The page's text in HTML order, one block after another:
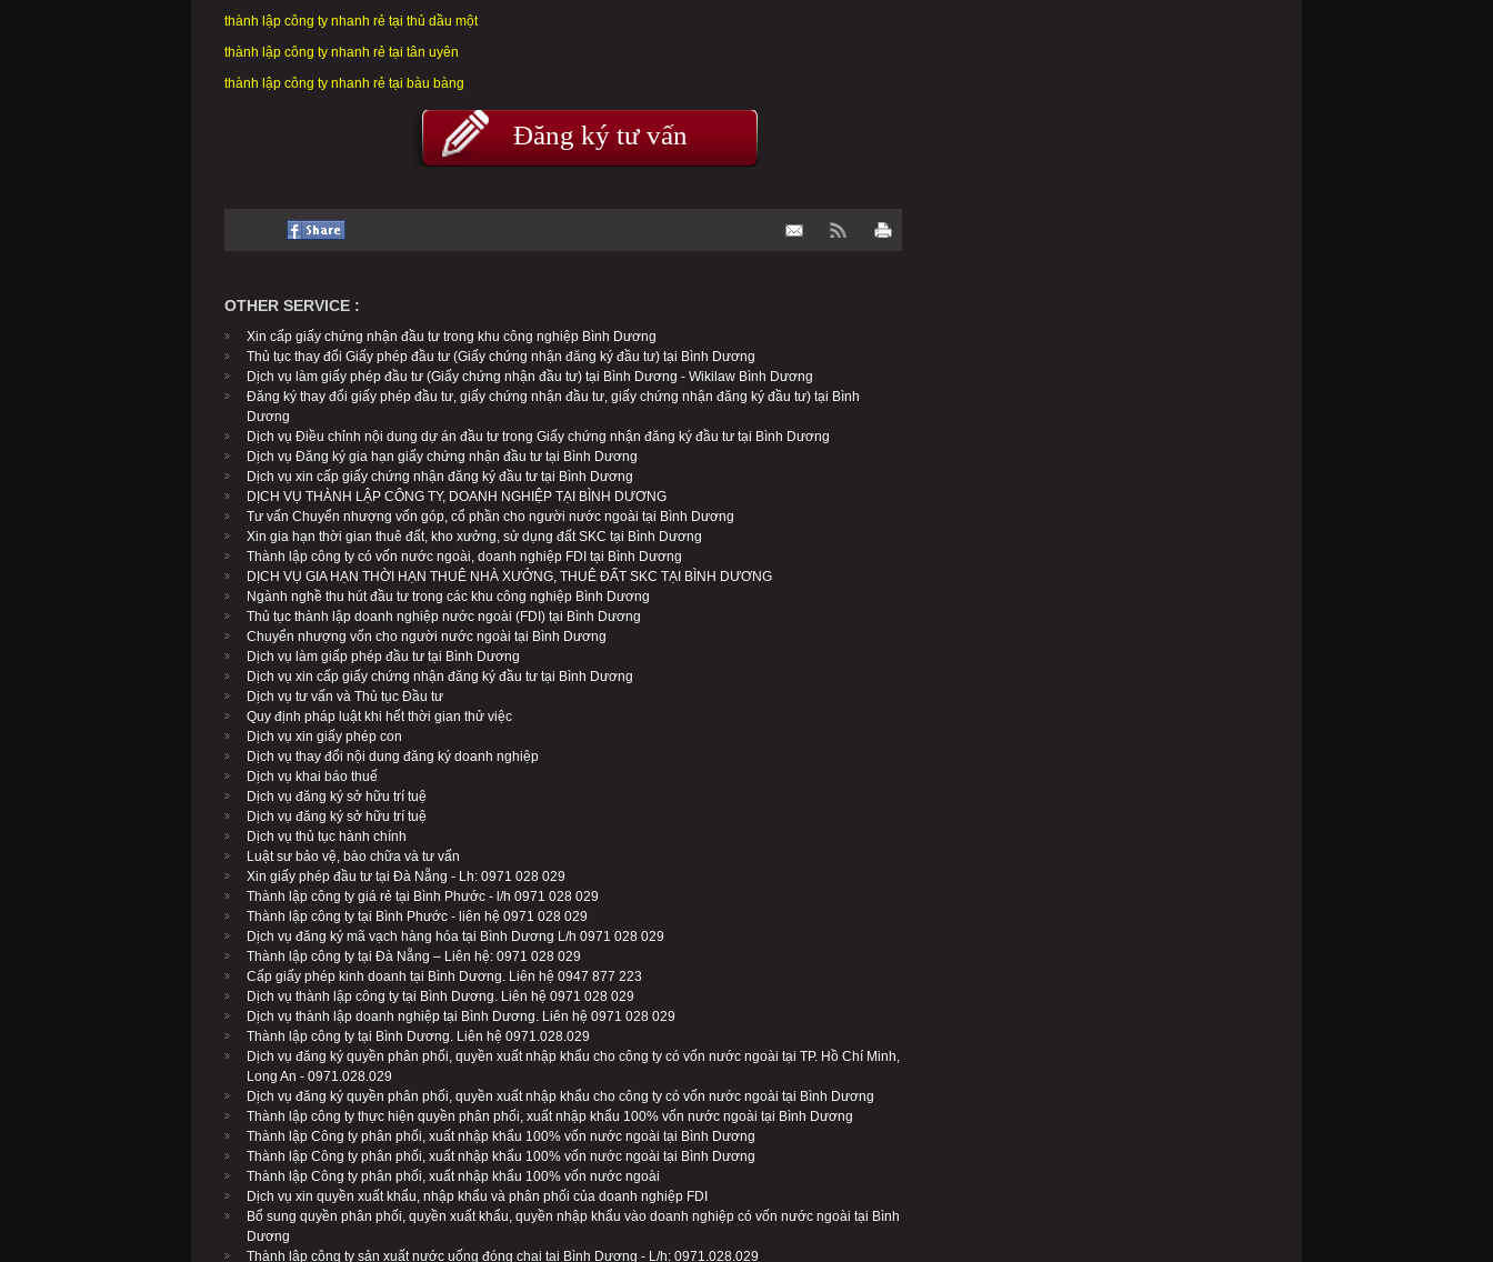
thành lập công ty nhanh rẻ tại thủ dầu một
thành lập công ty nhanh rẻ tại tân uyên
thành lập công ty nhanh rẻ tại bàu bàng
Đăng ký tư vấn
OTHER SERVICE :
Xin cấp giấy chứng nhận đầu tư trong khu công nghiệp Bình Dương
Thủ tục thay đổi Giấy phép đầu tư (Giấy chứng nhận đăng ký đầu tư) tại Bình Dương
Dịch vụ làm giấy phép đầu tư (Giấy chứng nhận đầu tư) tại Bình Dương - Wikilaw Bình Dương
Đăng ký thay đổi giấy phép đầu tư, giấy chứng nhận đầu tư, giấy chứng nhận đăng ký đầu tư) tại Bình
Dương
Dịch vụ Điều chỉnh nội dung dự án đầu tư trong Giấy chứng nhận đăng ký đầu tư tại Bình Dương
Dịch vụ Đăng ký gia hạn giấy chứng nhận đầu tư tại Bình Dương
Dịch vụ xin cấp giấy chứng nhận đăng ký đầu tư tại Bình Dương
DỊCH VỤ THÀNH LẬP CÔNG TY, DOANH NGHIỆP TẠI BÌNH DƯƠNG
Tư vấn Chuyển nhượng vốn góp, cổ phần cho người nước ngoài tại Bình Dương
Xin gia hạn thời gian thuê đất, kho xưởng, sử dụng đất SKC tại Bình Dương
Thành lập công ty có vốn nước ngoài, doanh nghiệp FDI tại Bình Dương
DỊCH VỤ GIA HẠN THỜI HẠN THUÊ NHÀ XƯỞNG, THUÊ ĐẤT SKC TẠI BÌNH DƯƠNG
Ngành nghề thu hút đầu tư trong các khu công nghiệp Bình Dương
Thủ tục thành lập doanh nghiệp nước ngoài (FDI) tại Bình Dương
Chuyển nhượng vốn cho người nước ngoài tại Bình Dương
Dịch vụ làm giấp phép đầu tư tại Bình Dương
Dịch vụ xin cấp giấy chứng nhận đăng ký đầu tư tại Bình Dương
Dịch vụ tư vấn và Thủ tục Đầu tư
Quy định pháp luật khi hết thời gian thử việc
Dịch vụ xin giấy phép con
Dịch vụ thay đổi nội dung đăng ký doanh nghiệp
Dịch vụ khai báo thuế
Dịch vụ đăng ký sở hữu trí tuệ
Dịch vụ đăng ký sở hữu trí tuệ
Dịch vụ thủ tục hành chính
Luật sư bảo vệ, bào chữa và tư vấn
Xin giấy phép đầu tư tại Đà Nẵng - Lh: 0971 028 029
Thành lập công ty giá rẻ tại Bình Phước - l/h 0971 028 029
Thành lập công ty tại Bình Phước - liên hệ 0971 028 029
Dịch vụ đăng ký mã vạch hàng hóa tại Bình Dương L/h 0971 028 029
Thành lập công ty tại Đà Nẵng – Liên hệ: 0971 028 029
Cấp giấy phép kinh doanh tại Bình Dương. Liên hệ 0947 877 223
Dịch vụ thành lập công ty tại Bình Dương. Liên hệ 0971 028 029
Dịch vụ thành lập doanh nghiệp tại Bình Dương. Liên hệ 0971 028 029
Thành lập công ty tại Bình Dương. Liên hệ 0971.028.029
Dịch vụ đăng ký quyền phân phối, quyền xuất nhập khẩu cho công ty có vốn nước ngoài tại TP. Hồ Chí Minh,
Long An - 0971.028.029
Dịch vụ đăng ký quyền phân phối, quyền xuất nhập khẩu cho công ty có vốn nước ngoài tại Bình Dương
Thành lập công ty thực hiện quyền phân phối, xuất nhập khẩu 100% vốn nước ngoài tại Bình Dương
Thành lập Công ty phân phối, xuất nhập khẩu 100% vốn nước ngoài tại Bình Dương
Thành lập Công ty phân phối, xuất nhập khẩu 100% vốn nước ngoài tại Bình Dương
Thành lập Công ty phân phối, xuất nhập khẩu 100% vốn nước ngoài
Dịch vụ xin quyền xuất khẩu, nhập khẩu và phân phối của doanh nghiệp FDI
Bổ sung quyền phân phối, quyền xuất khẩu, quyền nhập khẩu vào doanh nghiệp có vốn nước ngoài tại Bình
Dương
Thành lập công ty sản xuất nước uống đóng chai tại Bình Dương - L/h: 0971.028.029